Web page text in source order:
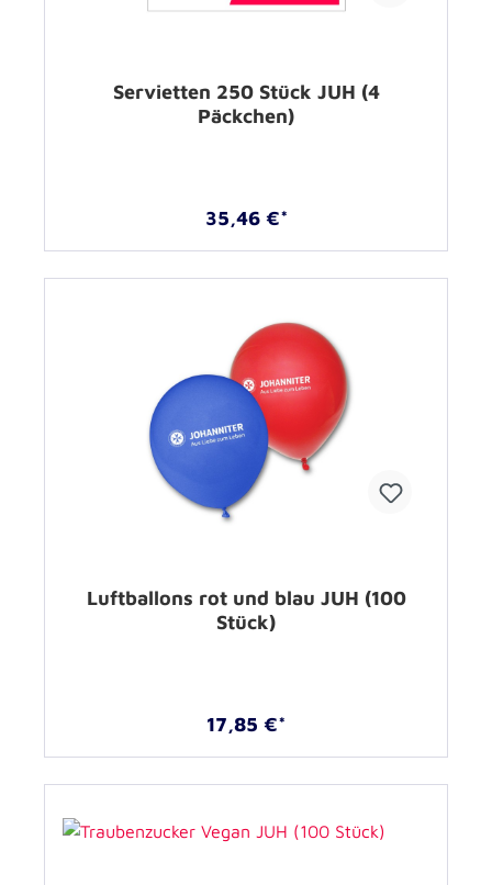
Servietten 250 Stück JUH (4
Päckchen)
35,46 €*
Luftballons rot und blau JUH (100
Stück)
17,85 €*